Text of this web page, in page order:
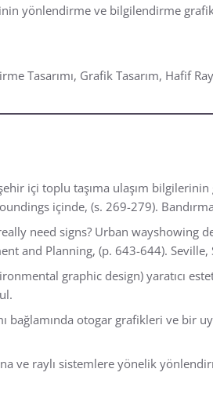
yönlendirme ve bilgilendirme
Tasarımı, Grafik Tasarım, Hafif
içi toplu taşıma ulaşım
içinde, (s. 269-279).
need signs? Urban
and Planning, (p. 643-644). Seville,
graphic design) yaratıcı
bağlamında otogar grafikleri ve bir
ve raylı sistemlere yönelik